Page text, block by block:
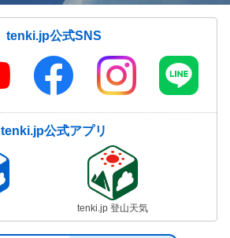
tenki.jp公式SNS
tenki.jp公式アプリ
tenki.jp 登山天気